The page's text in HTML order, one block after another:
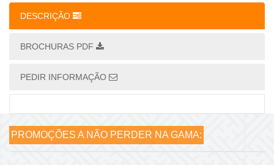
DESCRIÇÃO
BROCHURAS PDF
PEDIR INFORMAÇÃO
PROMOÇÕES A NÃO PERDER NA GAMA: